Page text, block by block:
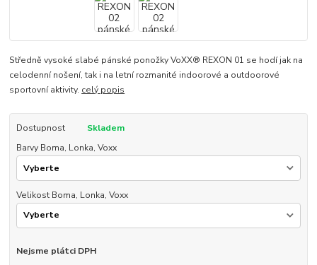
Středně vysoké slabé pánské ponožky VoXX® REXON 01 se hodí jak na
celodenní nošení, tak i na letní rozmanité indoorové a outdoorové
sportovní aktivity. celý popis
Dostupnost
Skladem
Barvy Boma, Lonka, Voxx
Velikost Boma, Lonka, Voxx
Nejsme plátci DPH